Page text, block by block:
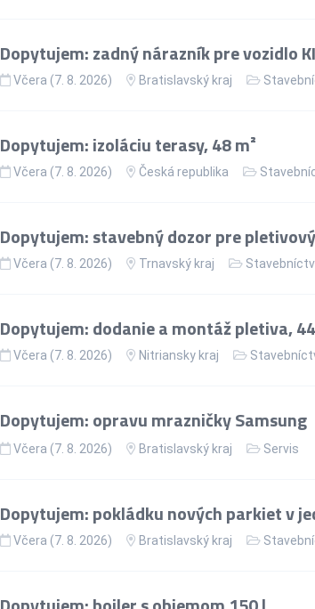
Dopytujem: zadný nárazník pre vozidlo
Včera (7. 8. 2026) Bratislavský kraj
Dopytujem: izoláciu terasy, 48 m²
Včera (7. 8. 2026) Česká republika
Dopytujem: stavebný dozor pre
Včera (7. 8. 2026) Trnavský kraj
Dopytujem: dodanie a montáž pletiva,
Včera (7. 8. 2026) Nitriansky kraj
Dopytujem: opravu mrazničky Samsung
Včera (7. 8. 2026) Bratislavský kraj Servis
Dopytujem: pokládku nových parkiet v
Včera (7. 8. 2026) Bratislavský kraj